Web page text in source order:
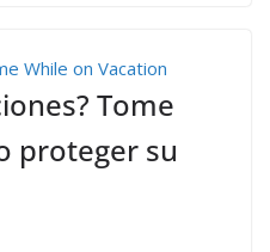
Tome
proteger su